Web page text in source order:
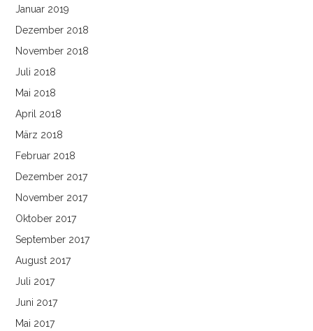
Januar 2019
Dezember 2018
November 2018
Juli 2018
Mai 2018
April 2018
März 2018
Februar 2018
Dezember 2017
November 2017
Oktober 2017
September 2017
August 2017
Juli 2017
Juni 2017
Mai 2017